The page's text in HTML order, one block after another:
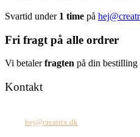
Svartid under 1 time på
Fri fragt på alle ordrer
Vi betalerfragten på din bestilling
Kontakt
hej@creatrix.dk